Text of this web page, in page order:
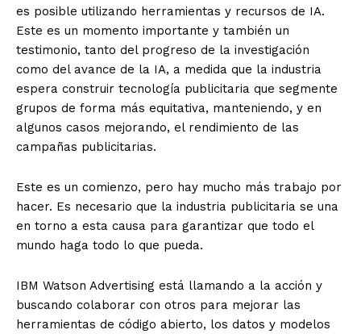
es posible utilizando herramientas y recursos de IA.
Este es un momento importante y también un
testimonio, tanto del progreso de la investigación
como del avance de la IA, a medida que la industria
espera construir tecnología publicitaria que segmente
grupos de forma más equitativa, manteniendo, y en
algunos casos mejorando, el rendimiento de las
campañas publicitarias.
Este es un comienzo, pero hay mucho más trabajo por
hacer. Es necesario que la industria publicitaria se una
en torno a esta causa para garantizar que todo el
mundo haga todo lo que pueda.
IBM Watson Advertising está llamando a la acción y
buscando colaborar con otros para mejorar las
herramientas de código abierto, los datos y modelos